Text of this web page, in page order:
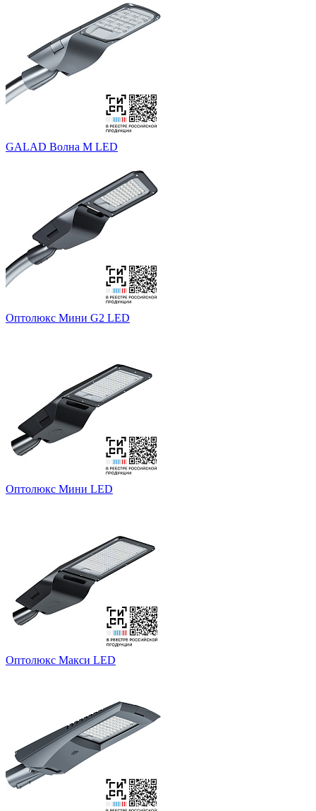
GALAD Волна M LED
Оптолюкс Мини G2 LED
Оптолюкс Мини LED
Оптолюкс Макси LED